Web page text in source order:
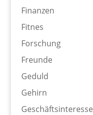
Finanzen
Fitnes
Forschung
Freunde
Geduld
Gehirn
Geschäftsinteresse